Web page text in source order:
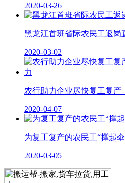
2020-03-26
黑龙江首班省际农民工返岗
2020-03-02
农行助力企业尽快复工复产
2020-04-07
为复工复产的农民工“撑起
2020-03-05